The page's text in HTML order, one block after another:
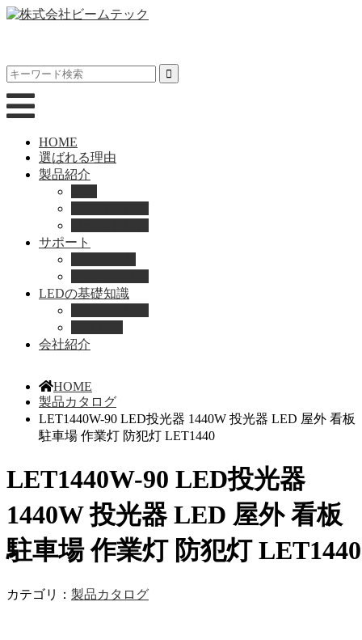
HOME
選ばれる理由
製品紹介
サポート
LEDの基礎知識
会社紹介
HOME
製品カタログ
LET1440W-90 LED投光器 1440W 投光器 LED 屋外 看板
駐車場 作業灯 防犯灯 LET1440
LET1440W-90 LED投光器
1440W 投光器 LED 屋外 看板
駐車場 作業灯 防犯灯 LET1440
カテゴリ： 製品カタログ